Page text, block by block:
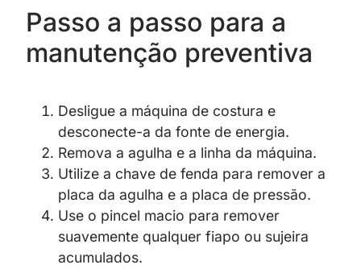
Passo a passo para a
manutenção preventiva
Desligue a máquina de costura e
desconecte-a da fonte de energia.
Remova a agulha e a linha da máquina.
Utilize a chave de fenda para remover a
placa da agulha e a placa de pressão.
Use o pincel macio para remover
suavemente qualquer fiapo ou sujeira
acumulados.